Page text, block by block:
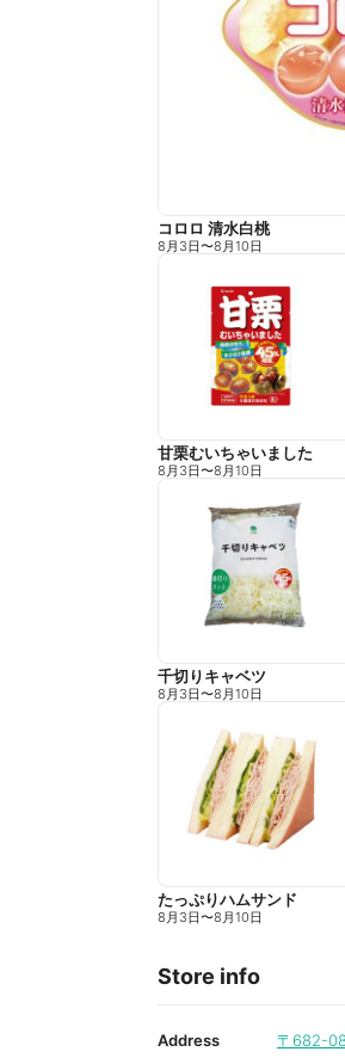
コロロ 清水白桃
8月3日〜8月10日
甘栗むいちゃいました
8月3日〜8月10日
千切りキャベツ
8月3日〜8月10日
たっぷりハムサンド
8月3日〜8月10日
Store info
Address 〒682-